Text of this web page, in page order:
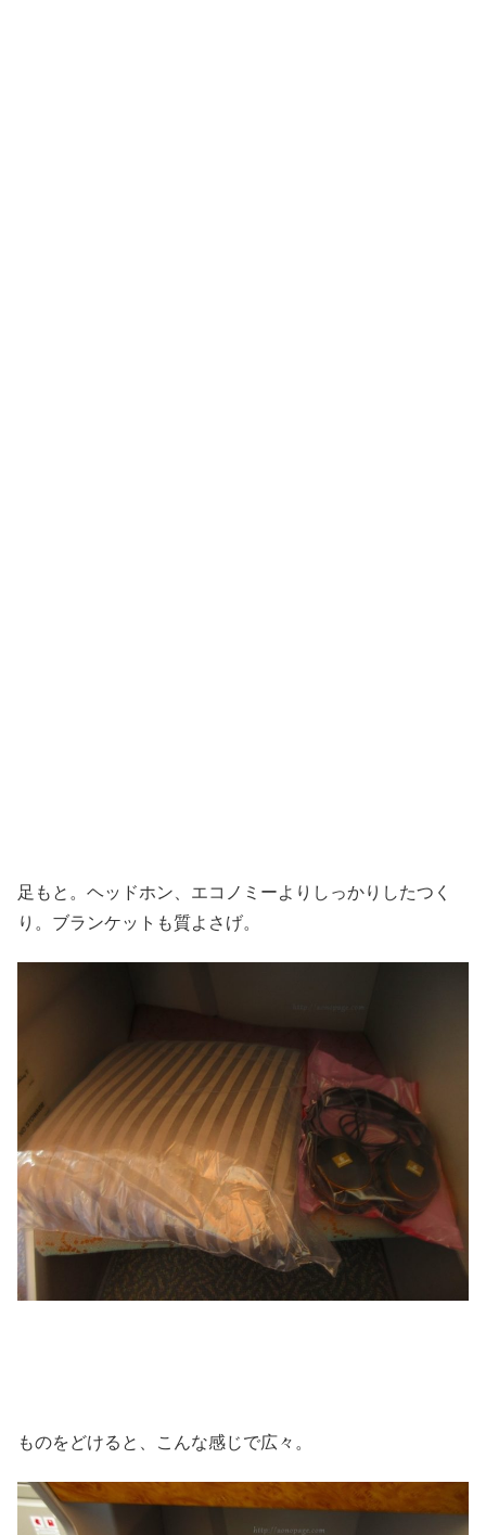
足もと。ヘッドホン、エコノミーよりしっかりしたつく
り。ブランケットも質よさげ。
ものをどけると、こんな感じで広々。